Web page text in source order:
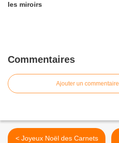
les miroirs
Commentaires
Ajouter un commentaire
< Joyeux Noël des Carnets